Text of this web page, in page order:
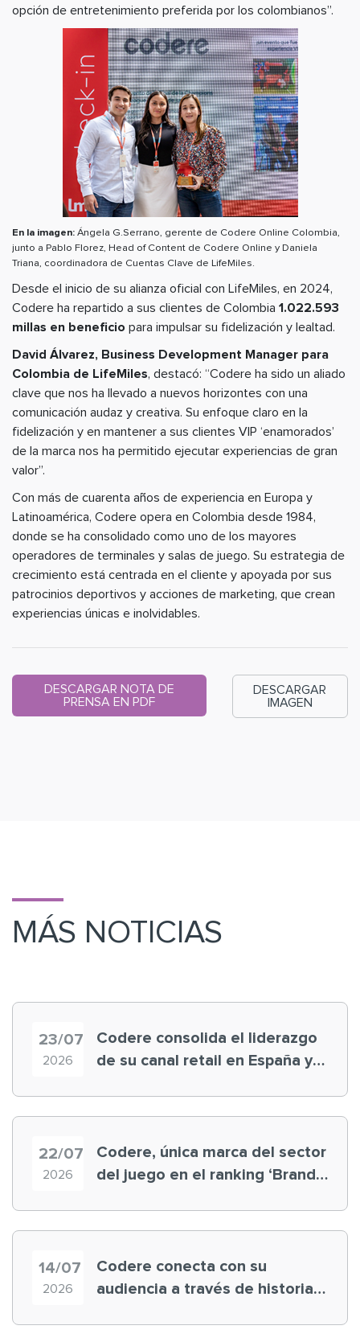
opción de entretenimiento preferida por los colombianos”.
En la imagen: Ángela G.Serrano, gerente de Codere Online Colombia,
junto a Pablo Florez, Head of Content de Codere Online y Daniela
Triana, coordinadora de Cuentas Clave de LifeMiles.
Desde el inicio de su alianza oficial con LifeMiles, en 2024,
Codere ha repartido a sus clientes de Colombia 1.022.593
millas en beneficio para impulsar su fidelización y lealtad.
David Álvarez, Business Development Manager para
Colombia de LifeMiles, destacó: “Codere ha sido un aliado
clave que nos ha llevado a nuevos horizontes con una
comunicación audaz y creativa. Su enfoque claro en la
fidelización y en mantener a sus clientes VIP ‘enamorados’
de la marca nos ha permitido ejecutar experiencias de gran
valor”.
Con más de cuarenta años de experiencia en Europa y
Latinoamérica, Codere opera en Colombia desde 1984,
donde se ha consolidado como uno de los mayores
operadores de terminales y salas de juego. Su estrategia de
crecimiento está centrada en el cliente y apoyada por sus
patrocinios deportivos y acciones de marketing, que crean
experiencias únicas e inolvidables.
DESCARGAR NOTA DE
PRENSA EN PDF
DESCARGAR
IMAGEN
MÁS NOTICIAS
23/07
2026
Codere consolida el liderazgo
de su canal retail en España y
22/07
2026
Codere, única marca del sector
del juego en el ranking ‘Brand
14/07
2026
Codere conecta con su
audiencia a través de historias